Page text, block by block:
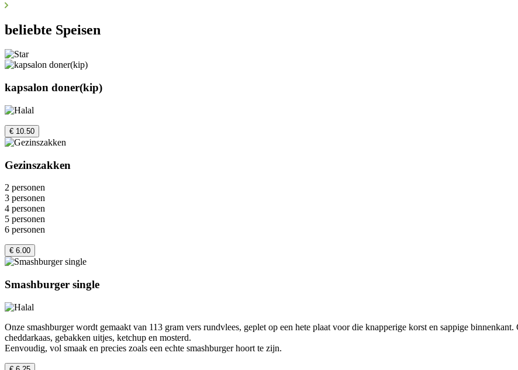
beliebte Speisen
kapsalon doner(kip)
€ 10.50
Gezinszakken
2 personen
3 personen
4 personen
5 personen
6 personen
€ 6.00
Smashburger single
Onze smashburger wordt gemaakt van 113 gram vers rundvlees, geplet op een hete plaat voor die knapperige korst en sappige
cheddarkaas, gebakken uitjes, ketchup en mosterd.
Eenvoudig, vol smaak en precies zoals een echte smashburger hoort te zijn.